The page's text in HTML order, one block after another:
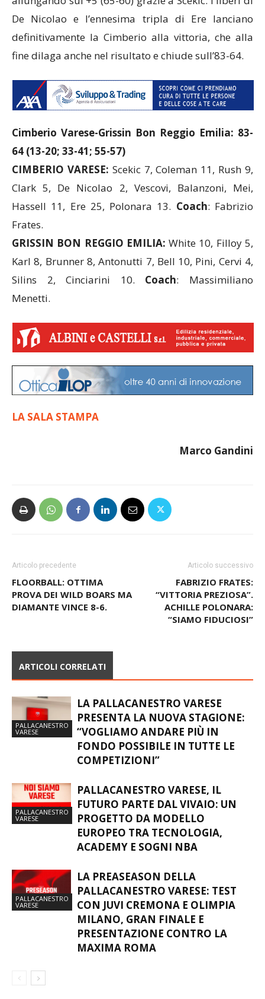
De Nicolao e l’ennesima tripla di Ere lanciano
definitivamente la Cimberio alla vittoria, che alla
fine dilaga anche nel risultato e chiude sull’83-64.
Cimberio Varese-Grissin Bon Reggio Emilia: 83-
64 (13-20; 33-41; 55-57)
CIMBERIO VARESE: Scekic 7, Coleman 11, Rush 9,
Clark 5, De Nicolao 2, Vescovi, Balanzoni, Mei,
Hassell 11, Ere 25, Polonara 13. Coach: Fabrizio
Frates.
GRISSIN BON REGGIO EMILIA: White 10, Filloy 5,
Karl 8, Brunner 8, Antonutti 7, Bell 10, Pini, Cervi 4,
Silins 2, Cinciarini 10. Coach: Massimiliano
Menetti.
LA SALA STAMPA
Marco Gandini
Articolo precedente
FLOORBALL: OTTIMA
PROVA DEI WILD BOARS MA
DIAMANTE VINCE 8-6.
Articolo successivo
FABRIZIO FRATES:
“VITTORIA PREZIOSA”.
ACHILLE POLONARA:
“SIAMO FIDUCIOSI”
ARTICOLI CORRELATI
PALLACANESTRO
VARESE
LA PALLACANESTRO VARESE
PRESENTA LA NUOVA STAGIONE:
“VOGLIAMO ANDARE PIÙ IN
FONDO POSSIBILE IN TUTTE LE
COMPETIZIONI”
PALLACANESTRO
VARESE
PALLACANESTRO VARESE, IL
FUTURO PARTE DAL VIVAIO: UN
PROGETTO DA MODELLO
EUROPEO TRA TECNOLOGIA,
ACADEMY E SOGNI NBA
PALLACANESTRO
VARESE
LA PREASEASON DELLA
PALLACANESTRO VARESE: TEST
CON JUVI CREMONA E OLIMPIA
MILANO, GRAN FINALE E
PRESENTAZIONE CONTRO LA
MAXIMA ROMA